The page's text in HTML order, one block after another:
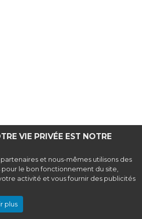
VIE PRIVÉE EST NOTRE
et nous-mêmes utilisons des
le bon fonctionnement du site,
activité et vous fournir des publicités
plus